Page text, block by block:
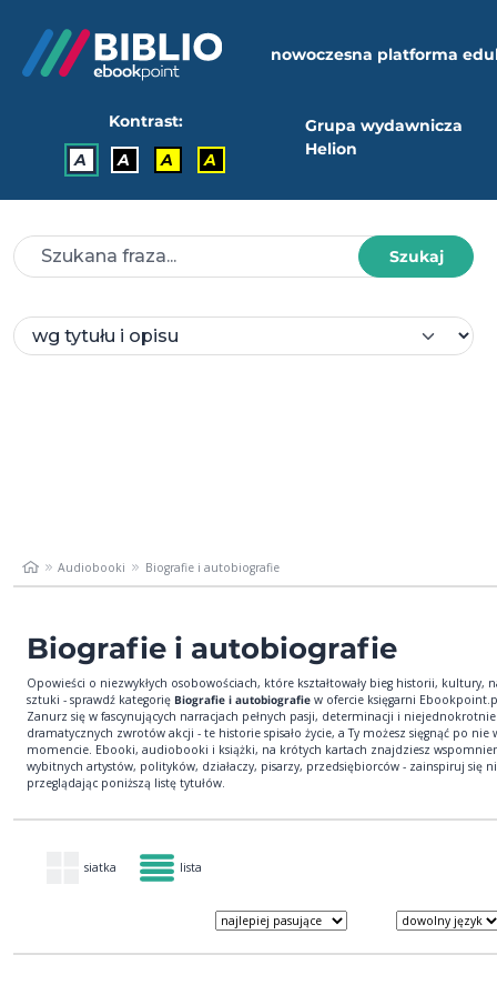
nowoczesna platforma
Kontrast:
A
A A A
Grupa wydawnicza
Helion
Szukaj
Audiobooki Biografie i autobiografie
Biografie i autobiografie
Opowieści o niezwykłych osobowościach, które kształtowały bieg historii, kultury,
sztuki - sprawdź kategorię Biografie i autobiografie w ofercie księgarni
Zanurz się w fascynujących narracjach pełnych pasji, determinacji i niejednokrotnie
dramatycznych zwrotów akcji - te historie spisało życie, a Ty możesz sięgnąć po nie
momencie. Ebooki, audiobooki i książki, na krótych kartach znajdziesz
wybitnych artystów, polityków, działaczy, pisarzy, przedsiębiorców - zainspiruj się
przeglądając poniższą listę tytułów.
siatka lista